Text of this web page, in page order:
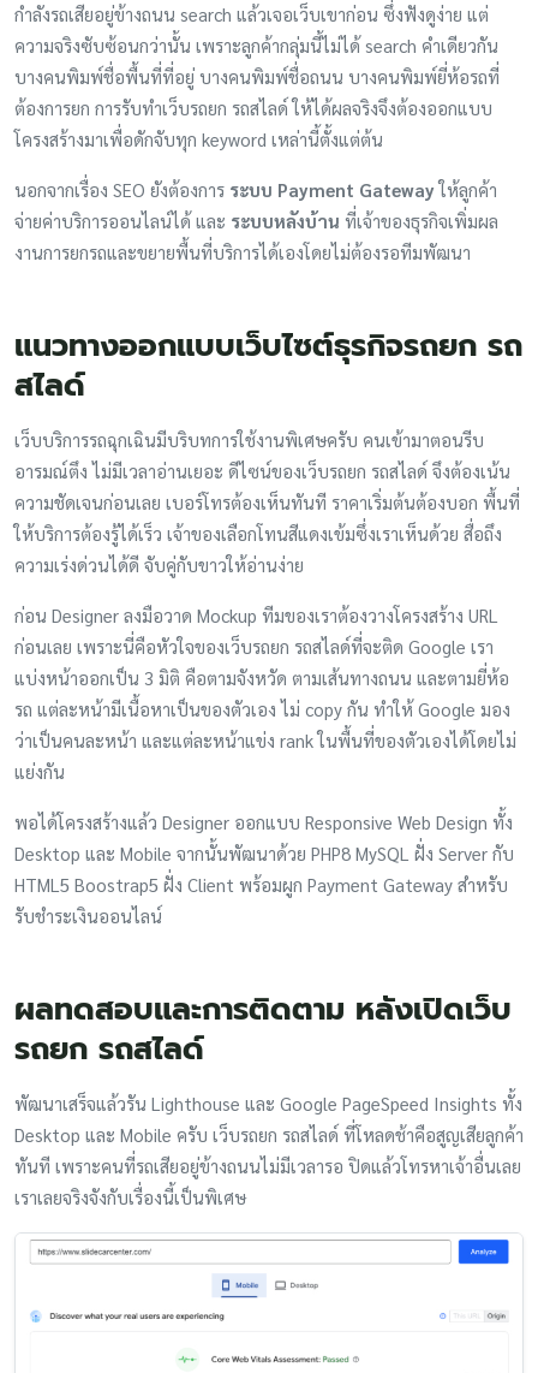
กำลังรถเสียอยู่ข้างถนน search แล้วเจอเว็บเขาก่อน ซึ่งฟังดูง่าย แต่
ความจริงซับซ้อนกว่านั้น เพราะลูกค้ากลุ่มนี้ไม่ได้ search คำเดียวกัน
บางคนพิมพ์ชื่อพื้นที่ที่อยู่ บางคนพิมพ์ชื่อถนน บางคนพิมพ์ยี่ห้อรถที่
ต้องการยก การรับทำเว็บรถยก รถสไลด์ ให้ได้ผลจริงจึงต้องออกแบบ
โครงสร้างมาเพื่อดักจับทุก keyword เหล่านี้ตั้งแต่ต้น
นอกจากเรื่อง SEO ยังต้องการ ระบบ Payment Gatewayให้ลูกค้า
จ่ายค่าบริการออนไลน์ได้ และ ระบบหลังบ้าน ที่เจ้าของธุรกิจเพิ่มผล
งานการยกรถและขยายพื้นที่บริการได้เองโดยไม่ต้องรอทีมพัฒนา
แนวทางออกแบบเว็บไซต์ธุรกิจรถยก รถ
สไลด์
เว็บบริการรถฉุกเฉินมีบริบทการใช้งานพิเศษครับ คนเข้ามาตอนรีบ
อารมณ์ตึง ไม่มีเวลาอ่านเยอะ ดีไซน์ของเว็บรถยก รถสไลด์ จึงต้องเน้น
ความชัดเจนก่อนเลย เบอร์โทรต้องเห็นทันที ราคาเริ่มต้นต้องบอก พื้นที่
ให้บริการต้องรู้ได้เร็ว เจ้าของเลือกโทนสีแดงเข้มซึ่งเราเห็นด้วย สื่อถึง
ความเร่งด่วนได้ดี จับคู่กับขาวให้อ่านง่าย
ก่อน Designer ลงมือวาด Mockup ทีมของเราต้องวางโครงสร้าง URL
ก่อนเลย เพราะนี่คือหัวใจของเว็บรถยก รถสไลด์ที่จะติด Google เรา
แบ่งหน้าออกเป็น 3 มิติ คือตามจังหวัด ตามเส้นทางถนน และตามยี่ห้อ
รถ แต่ละหน้ามีเนื้อหาเป็นของตัวเอง ไม่ copy กัน ทำให้ Google มอง
ว่าเป็นคนละหน้า และแต่ละหน้าแข่ง rank ในพื้นที่ของตัวเองได้โดยไม่
แย่งกัน
พอได้โครงสร้างแล้ว Designer ออกแบบ Responsive Web Design ทั้ง
Desktop และ Mobile จากนั้นพัฒนาด้วย PHP8 MySQL ฝั่ง Server กับ
HTML5 Boostrap5 ฝั่ง Client พร้อมผูก Payment Gateway สำหรับ
รับชำระเงินออนไลน์
ผลทดสอบและการติดตาม หลังเปิดเว็บ
รถยก รถสไลด์
พัฒนาเสร็จแล้วรัน Lighthouse และ Google PageSpeed Insights ทั้ง
Desktop และ Mobile ครับ เว็บรถยก รถสไลด์ ที่โหลดช้าคือสูญเสียลูกค้า
ทันที เพราะคนที่รถเสียอยู่ข้างถนนไม่มีเวลารอ ปิดแล้วโทรหาเจ้าอื่นเลย
เราเลยจริงจังกับเรื่องนี้เป็นพิเศษ